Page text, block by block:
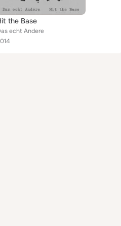
the Base
echt Andere